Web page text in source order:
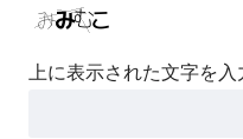
上に表示された文字を入